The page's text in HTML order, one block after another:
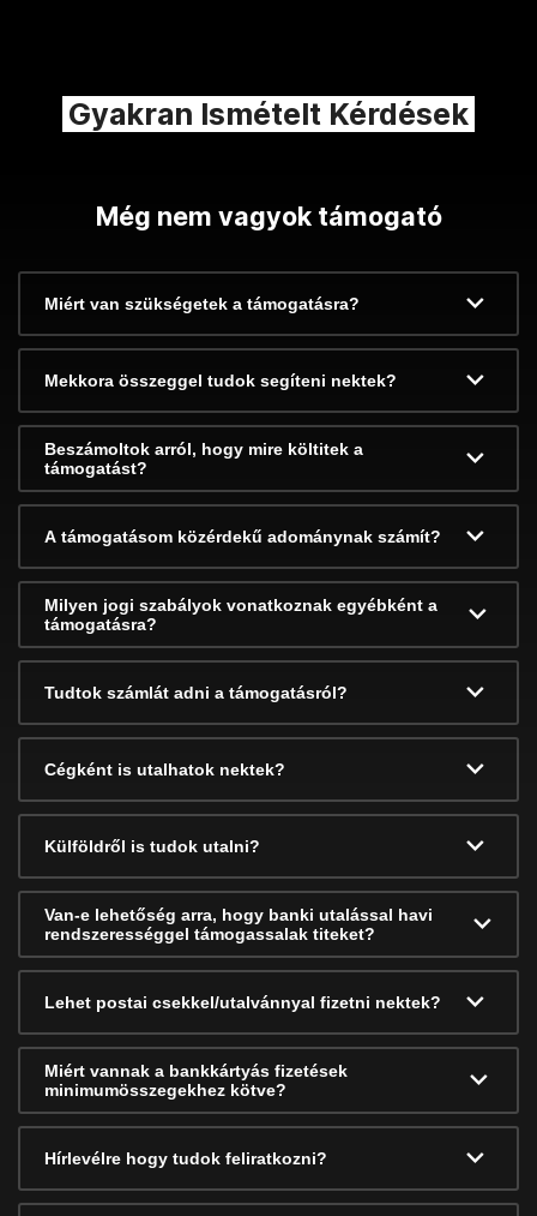
Gyakran Ismételt Kérdések
Még nem vagyok támogató
Miért van szükségetek a támogatásra?
Mekkora összeggel tudok segíteni nektek?
Beszámoltok arról, hogy mire költitek a
támogatást?
A támogatásom közérdekű adománynak számít?
Milyen jogi szabályok vonatkoznak egyébként a
támogatásra?
Tudtok számlát adni a támogatásról?
Cégként is utalhatok nektek?
Külföldről is tudok utalni?
Van-e lehetőség arra, hogy banki utalással havi
rendszerességgel támogassalak titeket?
Lehet postai csekkel/utalvánnyal fizetni nektek?
Miért vannak a bankkártyás fizetések
minimumösszegekhez kötve?
Hírlevélre hogy tudok feliratkozni?